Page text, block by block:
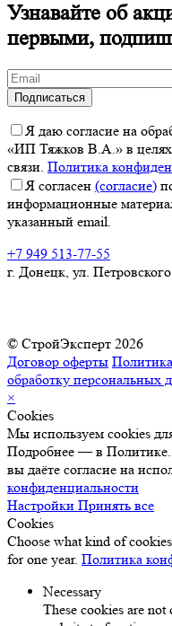
Узнавайте об
первыми,
Я даю согласие на
«ИП Тяжков В.А.» в целях
связи. Политика
Я согласен (согласие)
информационные
указанный email.
+7 949 513-77-55
г. Донецк, ул.
© СтройЭксперт 2026
Договор оферты
обработку персональных
×
Cookies
Мы используем cookies
Подробнее — в Политике.
вы даёте согласие на
конфиденциальности
Настройки Принять все
Cookies
Choose what kind of
for one year. Политика
Necessary
These cookies are